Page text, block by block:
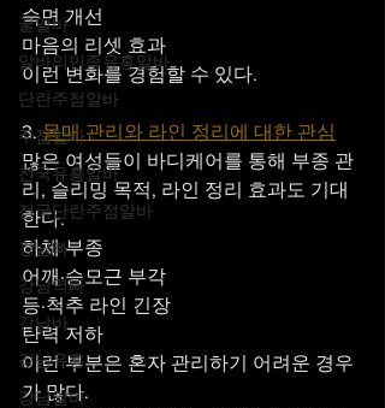
꿀알바
알바의민족유흥알바
단란주점알바
주점알바
전국유흥알바
전국단란주점알바
강남빠
강남역빠
강남바
강남유흥
강남알바
숙면 개선
마음의 리셋 효과
이런 변화를 경험할 수 있다.
3. 몸매 관리와 라인 정리에 대한 관심
많은 여성들이 바디케어를 통해 부종 관
리, 슬리밍 목적, 라인 정리 효과도 기대
한다.
하체 부종
어깨·승모근 부각
등·척추 라인 긴장
탄력 저하
이런 부분은 혼자 관리하기 어려운 경우
가 많다.